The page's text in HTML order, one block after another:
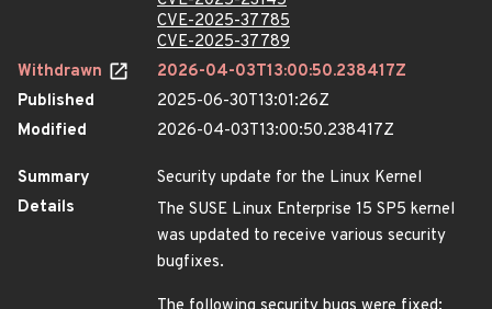
CVE-2025-37785
CVE-2025-37789
Withdrawn
2026-04-03T13:00:50.238417Z
Published
2025-06-30T13:01:26Z
Modified
2026-04-03T13:00:50.238417Z
Summary
Security update for the Linux Kernel
Details
The SUSE Linux Enterprise 15 SP5 kernel
was updated to receive various security
bugfixes.